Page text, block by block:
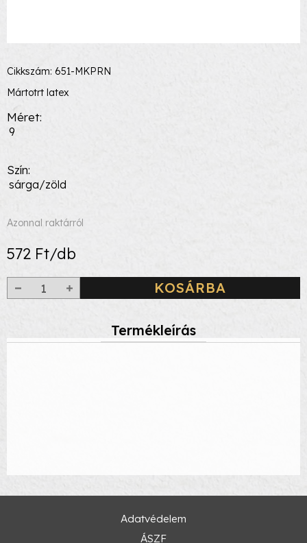
Cikkszám: 651-MKPRN
Mártotrt latex
Méret
9
Szín
sárga/zöld
Azonnal raktárról
572 Ft/db
KOSÁRBA
Termékleírás
Adatvédelem
ÁSZF